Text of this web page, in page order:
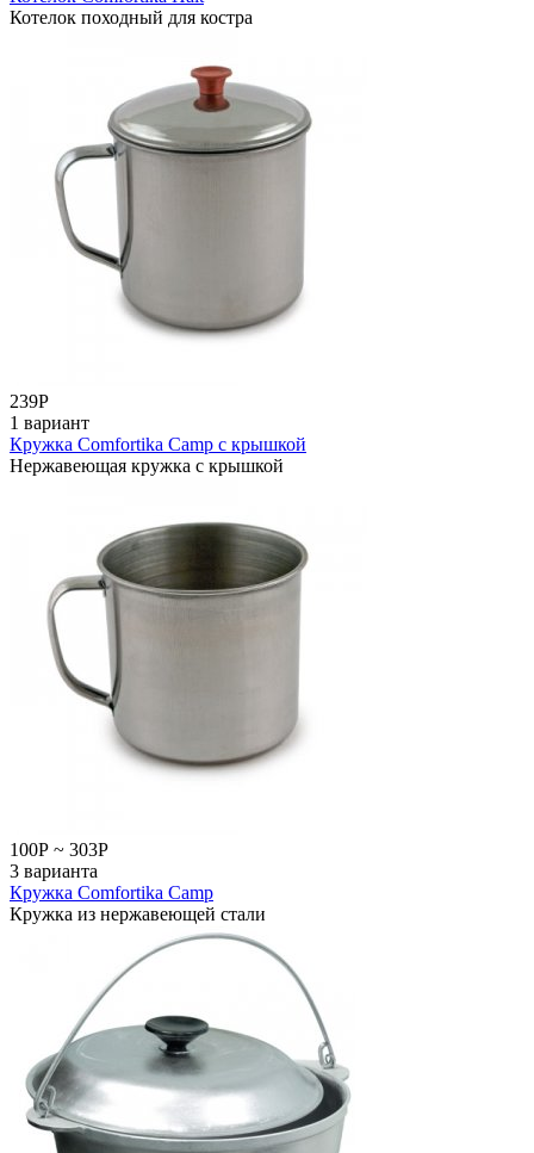
Котелок походный для костра
239Р
1 вариант
Кружка Comfortika Camp с крышкой
Нержавеющая кружка с крышкой
100Р ~ 303Р
3 варианта
Кружка Comfortika Camp
Кружка из нержавеющей стали